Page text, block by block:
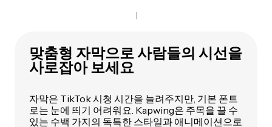
맞춤형 자막으로 사람들의 시선을
사로잡아 보세요
자막은 TikTok 시청 시간을 늘려주지만, 기본 폰트
로는 눈에 띄기 어려워요. Kapwing은 주목을 끌 수
있는 수백 가지의 독특한 스타일과 애니메이션으로